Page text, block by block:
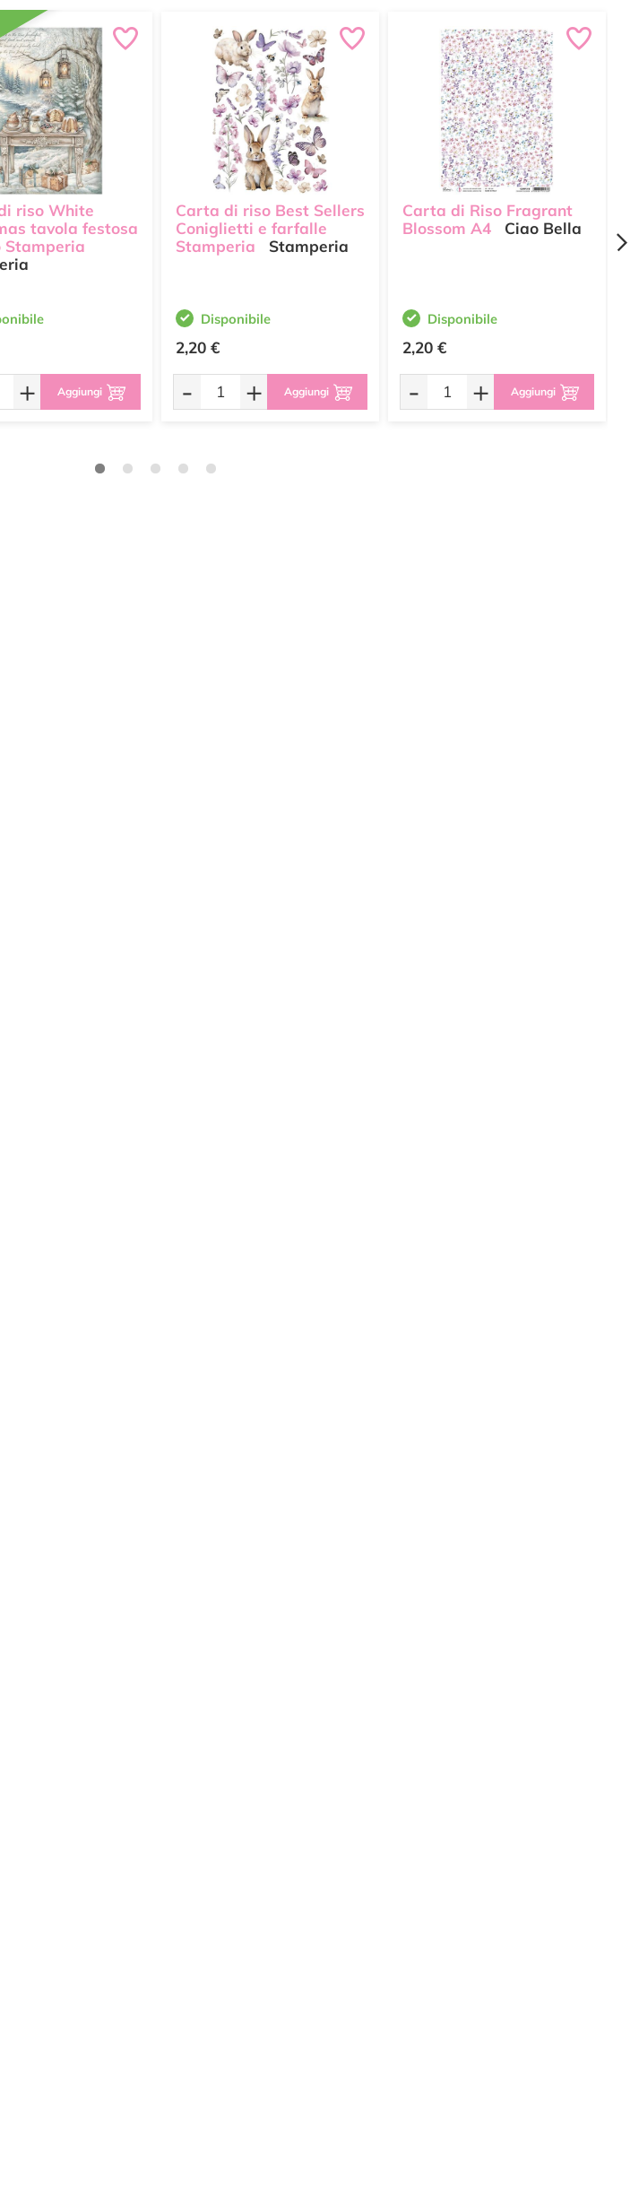
riso White
tavola festosa
Stamperia
+ Aggiungi
Carta di riso Best Sellers
Coniglietti e farfalle
Stamperia
Stamperia
Disponibile
2,20 €
- + Aggiungi
Carta di Riso Fragrant
Blossom A4
Ciao Bella
Disponibile
2,20 €
- + Aggiungi